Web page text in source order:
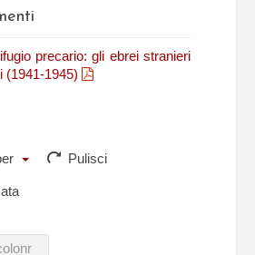
precario: gli ebrei stranieri
(1941-1945)
Pulisci